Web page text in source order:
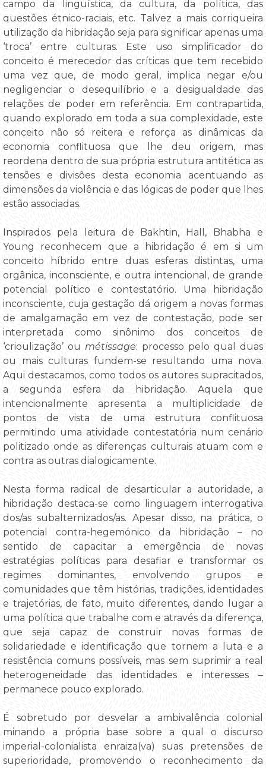
campo da linguística, da cultura, da política, das
questões étnico-raciais, etc. Talvez a mais corriqueira
utilização da hibridação seja para significar apenas uma
‘troca’ entre culturas. Este uso simplificador do
conceito é merecedor das críticas que tem recebido
uma vez que, de modo geral, implica negar e/ou
negligenciar o desequilíbrio e a desigualdade das
relações de poder em referência. Em contrapartida,
quando explorado em toda a sua complexidade, este
conceito não só reitera e reforça as dinâmicas da
economia conflituosa que lhe deu origem, mas
reordena dentro de sua própria estrutura antitética as
tensões e divisões desta economia acentuando as
dimensões da violência e das lógicas de poder que lhes
estão associadas.
Inspirados pela leitura de Bakhtin, Hall, Bhabha e
Young reconhecem que a hibridação é em si um
conceito híbrido entre duas esferas distintas, uma
orgânica, inconsciente, e outra intencional, de grande
potencial político e contestatório. Uma hibridação
inconsciente, cuja gestação dá origem a novas formas
de amalgamação em vez de contestação, pode ser
interpretada como sinônimo dos conceitos de
‘crioulização’ ou métissage: processo pelo qual duas
ou mais culturas fundem-se resultando uma nova.
Aqui destacamos, como todos os autores supracitados,
a segunda esfera da hibridação. Aquela que
intencionalmente apresenta a multiplicidade de
pontos de vista de uma estrutura conflituosa
permitindo uma atividade contestatória num cenário
politizado onde as diferenças culturais atuam com e
contra as outras dialogicamente.
Nesta forma radical de desarticular a autoridade, a
hibridação destaca-se como linguagem interrogativa
dos/as subalternizados/as. Apesar disso, na prática, o
potencial contra-hegemónico da hibridação – no
sentido de capacitar a emergência de novas
estratégias políticas para desafiar e transformar os
regimes dominantes, envolvendo grupos e
comunidades que têm histórias, tradições, identidades
e trajetórias, de fato, muito diferentes, dando lugar a
uma política que trabalhe com e através da diferença,
que seja capaz de construir novas formas de
solidariedade e identificação que tornem a luta e a
resistência comuns possíveis, mas sem suprimir a real
heterogeneidade das identidades e interesses –
permanece pouco explorado.
É sobretudo por desvelar a ambivalência colonial
minando a própria base sobre a qual o discurso
imperial-colonialista enraiza(va) suas pretensões de
superioridade, promovendo o reconhecimento da